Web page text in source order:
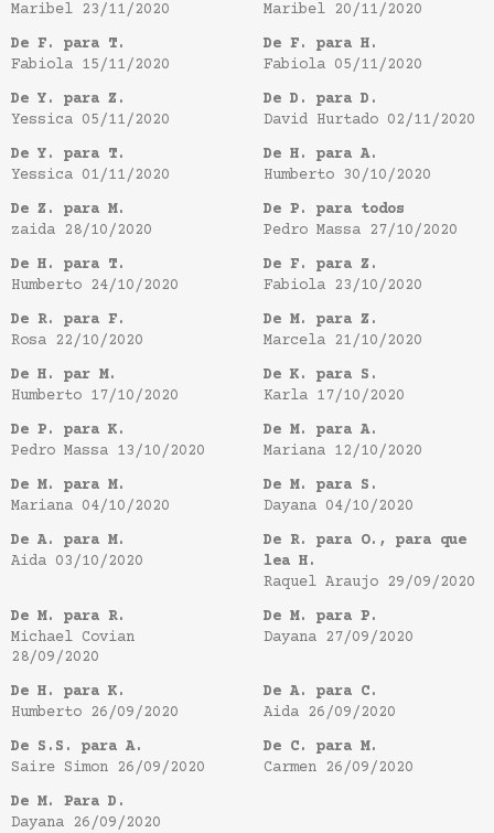
Maribel 23/11/2020
Maribel 20/11/2020
De F. para T.
Fabiola 15/11/2020
De F. para H.
Fabiola 05/11/2020
De Y. para Z.
Yessica 05/11/2020
De D. para D.
David Hurtado 02/11/2020
De Y. para T.
Yessica 01/11/2020
De H. para A.
Humberto 30/10/2020
De Z. para M.
zaida 28/10/2020
De P. para todos
Pedro Massa 27/10/2020
De H. para T.
Humberto 24/10/2020
De F. para Z.
Fabiola 23/10/2020
De R. para F.
Rosa 22/10/2020
De M. para Z.
Marcela 21/10/2020
De H. par M.
Humberto 17/10/2020
De K. para S.
Karla 17/10/2020
De P. para K.
Pedro Massa 13/10/2020
De M. para A.
Mariana 12/10/2020
De M. para M.
Mariana 04/10/2020
De M. para S.
Dayana 04/10/2020
De A. para M.
Aida 03/10/2020
De R. para O., para que
lea H.
Raquel Araujo 29/09/2020
De M. para R.
Michael Covian
28/09/2020
De M. para P.
Dayana 27/09/2020
De H. para K.
Humberto 26/09/2020
De A. para C.
Aida 26/09/2020
De S.S. para A.
Saire Simon 26/09/2020
De C. para M.
Carmen 26/09/2020
De M. Para D.
Dayana 26/09/2020